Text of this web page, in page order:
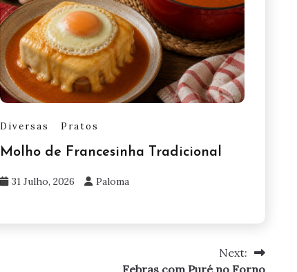
Diversas Pratos
Molho de Francesinha Tradicional
31 Julho, 2026 Paloma
Next:
Febras com Puré no Forno